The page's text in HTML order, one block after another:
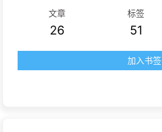
文章
26
标签
51
加入书签